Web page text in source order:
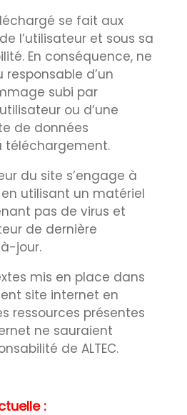
se fait aux
l’utilisateur et sous sa
En conséquence, ne
d’un
subi par
ou d’une
de données
téléchargement.
du site s’engage à
utilisant un matériel
pas de virus et
de dernière
jour.
mis en place dans
site internet en
ressources présentes
ne sauraient
de ALTEC.
: